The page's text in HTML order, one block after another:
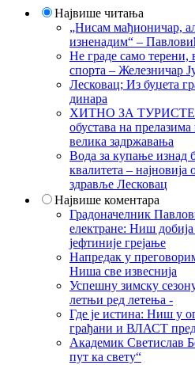
Највише читања
„Нисам мађионичар,
изненадим“ –
Не граде само терени,
спорта – Железничар
Лесковац; Из буџета
динара
ХИТНО ЗА ТУРИСТЕ:
обустава на прелазима
велика задржавања
Вода за купање изнад
квалитета – најновија
здравље Лесковац
Највише коментара
Градоначелник
електране: Ниш
јефтиније грејање
Напредак у
Ниша све извеснија
Успешну зимску
летњи ред летења -
Где је истина: Ниш у
грађани и ВЛАСТ
Академик Светислав
пут ка свету“